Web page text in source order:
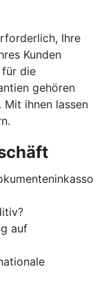
Ihre
Kunden
für die
gehören
ihnen lassen
auf